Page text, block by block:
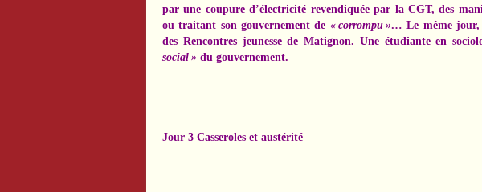
par une coupure d’électricité revendiquée par la CGT, des
ou traitant son gouvernement de « corrompu »… Le même jour,
des Rencontres jeunesse de Matignon. Une étudiante en
social » du gouvernement.
Jour 3 Casseroles et austérité